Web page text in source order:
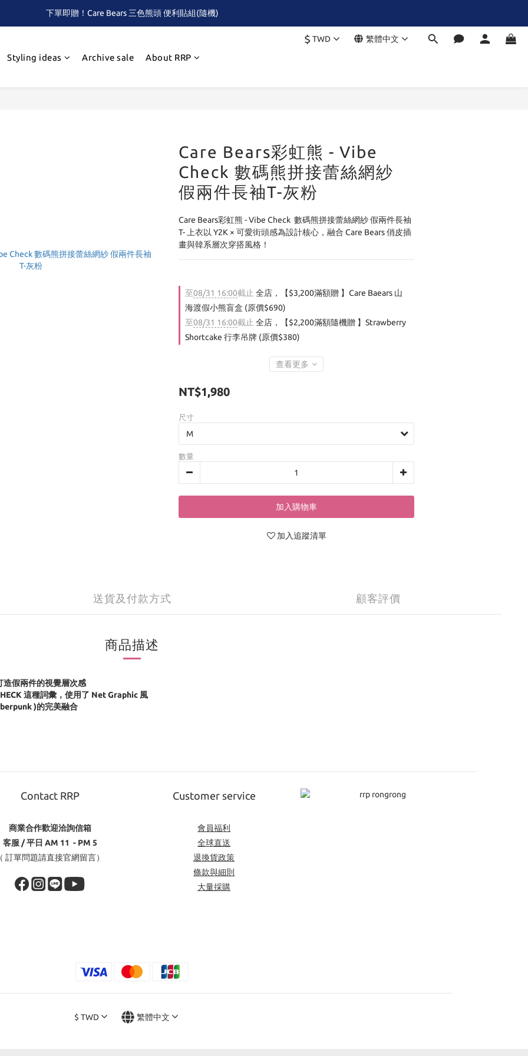
全館滿$2,000 免運 (限本島)
下單即贈！Care Bears 三色熊頭 便利貼組(隨機)
$ TWD 繁體中文
Styling ideas Archive sale About RRP
Care Bears彩虹熊 - Vibe
Check 數碼熊拼接蕾絲網紗
假兩件長袖T-灰粉
Care Bears彩虹熊 - Vibe Check  數碼熊拼接蕾絲網紗 假兩件長袖
T- 上衣以 Y2K × 可愛街頭感為設計核心，融合 Care Bears 俏皮插
畫與韓系層次穿搭風格！
至08/31 16:00截止 全店，【$3,200滿額贈 】Care Baears 山
海渡假小熊盲盒 (原價$690)
至08/31 16:00截止 全店，【$2,200滿額隨機贈 】Strawberry
Shortcake 行李吊牌 (原價$380)
查看更多
NT$1,980
尺寸
數量
加入購物車
加入追蹤清單
送貨及付款方式 顧客評價
商品描述
造假兩件的視覺層次感
這種詞彙，使用了 Net Graphic 風
)的完美融合
Contact RRP
商業合作歡迎洽詢信箱
客服 / 平日 AM 11 - PM 5
訂單問題請直接官網留言）
Customer service
會員福利
全球直送
退換貨政策
條款與細則
大量採購
$ TWD 繁體中文